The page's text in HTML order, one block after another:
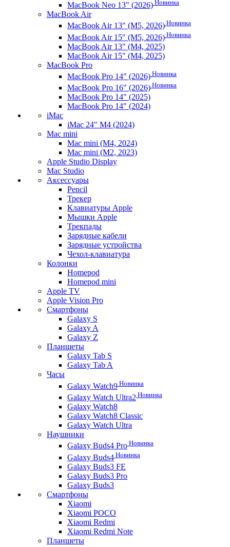
MacBook Neo 13" (2026) Новинка
MacBook Air
MacBook Air 13" (M5, 2026) Новинка
MacBook Air 15" (M5, 2026) Новинка
MacBook Air 13" (M4, 2025)
MacBook Air 15" (M4, 2025)
MacBook Pro
MacBook Pro 14" (2026) Новинка
MacBook Pro 16" (2026) Новинка
MacBook Pro 14" (2025)
MacBook Pro 14" (2024)
iMac
iMac 24" M4 (2024)
Mac mini
Mac mini (M4, 2024)
Mac mini (M2, 2023)
Apple Studio Display
Mac Studio
Аксессуары
Pencil
Трекер
Клавиатуры Apple
Мышки Apple
Трекпады
Зарядные кабели
Зарядные устройства
Чехол-клавиатура
Колонки
Homepod
Homepod mini
Apple TV
Apple Vision Pro
Смартфоны
Galaxy S
Galaxy A
Galaxy Z
Планшеты
Galaxy Tab S
Galaxy Tab A
Часы
Galaxy Watch9 Новинка
Galaxy Watch Ultra2 Новинка
Galaxy Watch8
Galaxy Watch8 Classic
Galaxy Watch Ultra
Наушники
Galaxy Buds4 Pro Новинка
Galaxy Buds4 Новинка
Galaxy Buds3 FE
Galaxy Buds3 Pro
Galaxy Buds3
Смартфоны
Xiaomi
Xiaomi POCO
Xiaomi Redmi
Xiaomi Redmi Note
Планшеты